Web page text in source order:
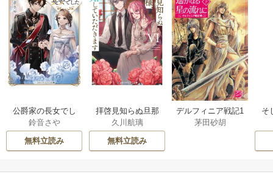
公爵家の長女でし
た
鈴音さや
無料立読み
拝啓見知らぬ旦那
様、離婚していた
だきます
久川航璃
無料立読み
デルフィニア戦記1
茅田砂胡
そ